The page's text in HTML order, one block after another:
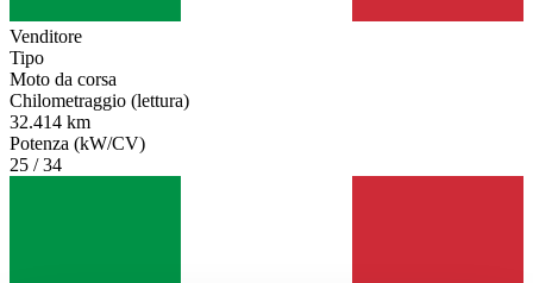
Venditore
Tipo
Moto da corsa
Chilometraggio (lettura)
32.414 km
Potenza (kW/CV)
25 / 34